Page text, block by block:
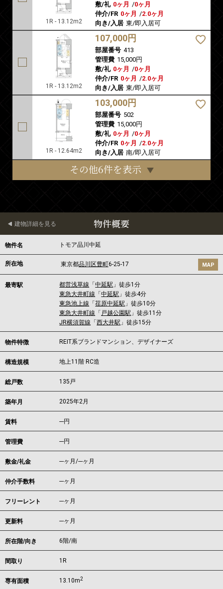
1R - 13.12m2
敷/礼 0ヶ月 /0ヶ月
仲介/FR 0ヶ月 /2.0ヶ月
向き/入居 東/即入居可
1R - 13.12m2
107,000円
部屋番号 413
管理費 15,000円
敷/礼 0ヶ月 /0ヶ月
仲介/FR 0ヶ月 /2.0ヶ月
向き/入居 東/即入居可
1R - 12.64m2
103,000円
部屋番号 502
管理費 15,000円
敷/礼 0ヶ月 /0ヶ月
仲介/FR 0ヶ月 /2.0ヶ月
向き/入居 南/即入居可
その他6件を表示
物件概要
建物詳細を見る
物件名 トモア品川中延
所在地 東京都品川区豊町6-25-17 MAP
最寄駅 都営浅草線 「中延駅 」徒歩1分
東急大井町線 「中延駅 」徒歩4分
東急池上線 「荏原中延駅 」徒歩10分
東急大井町線 「 戸越公園駅 」徒歩11分
JR横須賀線 「西大井駅 」徒歩15分
物件特徴 REIT系ブランドマンション、デザイナーズ
構造規模 地上11階 RC造
総戸数 135戸
築年月 2025年2月
賃料 ---円
管理費 ---円
敷金/礼金 ---ヶ月/---ヶ月
仲介手数料 ---ヶ月
フリーレント ---ヶ月
更新料 ---ヶ月
所在階/向き 6階/南
間取り 1R
専有面積 13.10m2